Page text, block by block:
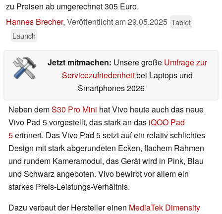
zu Preisen ab umgerechnet 305 Euro.
Hannes Brecher, Veröffentlicht am29.05.2025 Tablet
Launch
Jetzt mitmachen: Unsere große Umfrage zur
Servicezufriedenheitbei Laptops und
Smartphones 2026
Neben demS30 Pro Mini hat Vivo heute auch das neue
Vivo Pad 5 vorgestellt, das stark an das iQOO Pad
5erinnert. Das Vivo Pad 5 setzt auf ein relativ schlichtes
Design mit stark abgerundeten Ecken, flachem Rahmen
und rundem Kameramodul, das Gerät wird in Pink, Blau
und Schwarz angeboten. Vivo bewirbt vor allem ein
starkes Preis-Leistungs-Verhältnis.
Dazu verbaut der Hersteller einen MediaTek Dimensity